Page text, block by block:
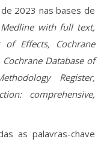
2023 nas bases de
with full text,
Effects, Cochrane
Database of
Register,
comprehensive,
as palavras-chave